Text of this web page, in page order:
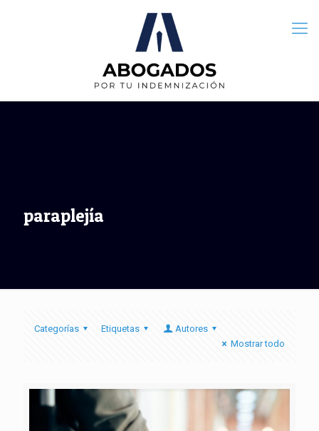
paraplejía
Categorías Etiquetas
Autores
Mostrar todo